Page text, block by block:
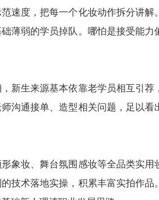
速度，把每一个化妆动作拆分讲解
薄弱的学员掉队。哪怕是接受能力
新生来源基本依靠老学员相互引荐
沟通接单、造型相关问题，足以看
象妆、舞台氛围感妆等全品类实用
技术落地实操，积累丰富实拍作品